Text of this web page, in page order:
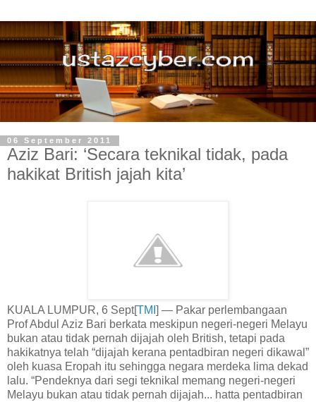
06 September 2011
Aziz Bari: ‘Secara teknikal tidak, pada
hakikat British jajah kita’
KUALA LUMPUR, 6 Sept[TMI ] — Pakar perlembangaan
Prof Abdul Aziz Bari berkata meskipun negeri-negeri Melayu
bukan atau tidak pernah dijajah oleh British, tetapi pada
hakikatnya telah “dijajah kerana pentadbiran negeri dikawal”
oleh kuasa Eropah itu sehingga negara merdeka lima dekad
lalu. “Pendeknya dari segi teknikal memang negeri-negeri
Melayu bukan atau tidak pernah dijajah... hatta pentadbiran